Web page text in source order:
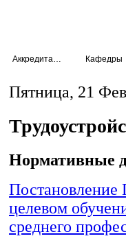
Кафедры
Пятница, 21
Нормативные
целевом
среднего